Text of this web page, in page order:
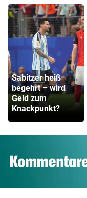
Sabitzer heiß
begehrt – wird
Geld zum
Knackpunkt?